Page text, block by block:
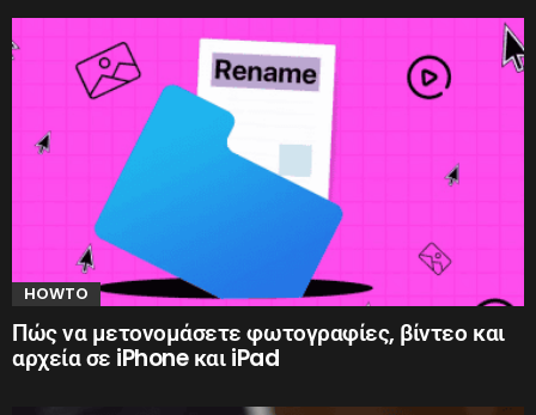
HOWTO
Πώς να μετονομάσετε φωτογραφίες, βίντεο και
αρχεία σε iPhone και iPad